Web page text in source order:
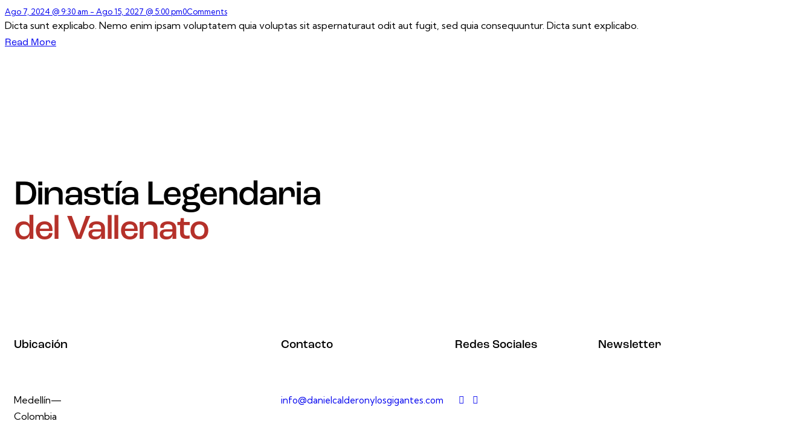
Ago 7, 2024 @ 9:30 am - Ago 15, 2027 @ 5:00 pm0Comments
Dicta sunt explicabo. Nemo enim ipsam voluptatem quia voluptas sit aspernaturaut odit aut fugit, sed quia consequuntur. Dicta sunt explicabo.
Read More
Dinastía Legendaria
del Vallenato
Ubicación
Medellín—
Colombia
Contacto
info@danielcalderonylosgigantes.com
Redes Sociales Newsletter